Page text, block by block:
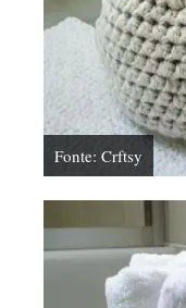
Fonte: Crftsy